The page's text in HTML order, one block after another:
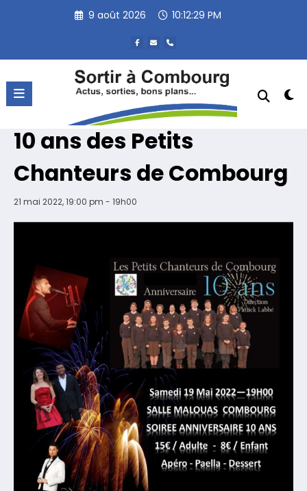
9 août 2026 10:12:29 PM
Soirée d’anniversaire des
10 ans des Petits
Chanteurs de Combourg
21 mai 2022, 19:00 pm - 19h00